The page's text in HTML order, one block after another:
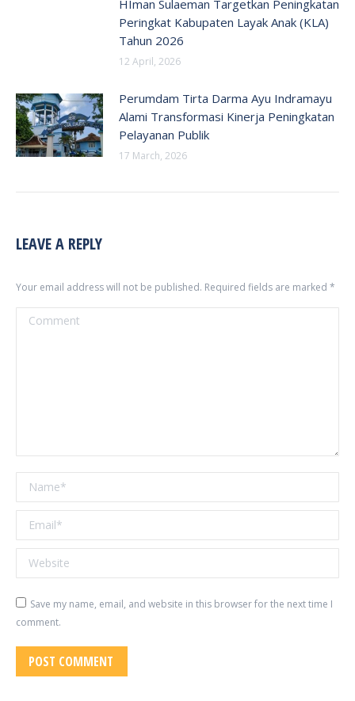
HIman Sulaeman Targetkan Peningkatan
Peringkat Kabupaten Layak Anak (KLA)
Tahun 2026
12 April, 2026
Perumdam Tirta Darma Ayu Indramayu
Alami Transformasi Kinerja Peningkatan
Pelayanan Publik
17 March, 2026
LEAVE A REPLY
Your email address will not be published. Required fields are marked *
Comment
Name *
Email *
Website
Save my name, email, and website in this browser for the next time I
comment.
POST COMMENT